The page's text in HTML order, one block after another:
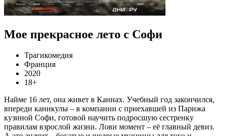
Мое прекрасное лето с Софи
Трагикомедия
Франция
2020
18+
Найме 16 лет, она живет в Каннах. Учебный год закончился,
впереди каникулы – в компании с приехавшей из Парижа
кузиной Софи, готовой научить подросшую сестренку
правилам взрослой жизни. Лови момент – её главный девиз.